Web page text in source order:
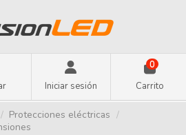
Iniciar sesión
0
Carrito
Protecciones eléctricas